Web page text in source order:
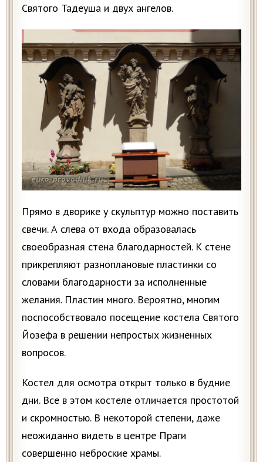
Святого Тадеуша и двух ангелов.
Прямо в дворике у скульптур можно поставить
свечи. А слева от входа образовалась
своеобразная стена благодарностей. К стене
прикрепляют разноплановые пластинки со
словами благодарности за исполненные
желания. Пластин много. Вероятно, многим
поспособствовало посещение костела Святого
Йозефа в решении непростых жизненных
вопросов.
Костел для осмотра открыт только в будние
дни. Все в этом костеле отличается простотой
и скромностью. В некоторой степени, даже
неожиданно видеть в центре Праги
совершенно неброские храмы.